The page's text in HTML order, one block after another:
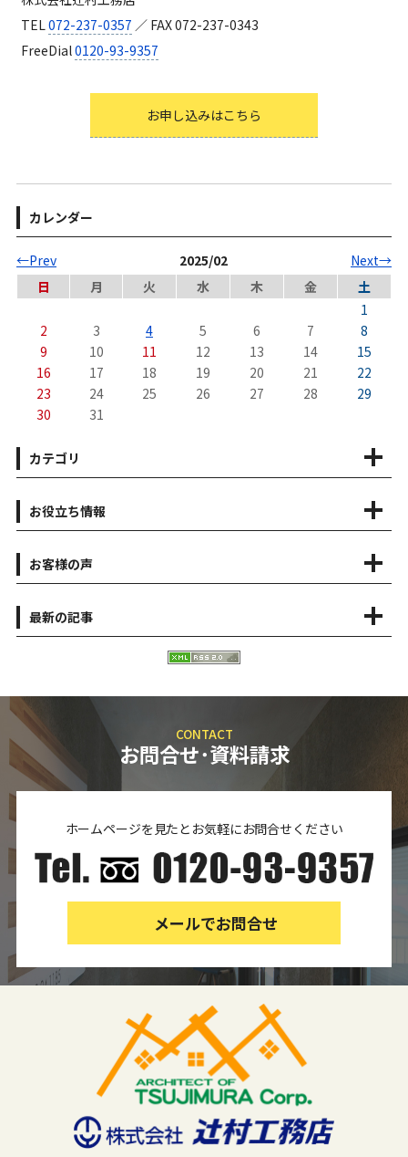
TEL072-237-0357 ／ FAX 072-237-0343
FreeDial0120-93-9357
お申し込みはこちら
カレンダー
←Prev 2025/02
Next→
日
月 火 水 木 金
土
1
2
3 4 5 6 7
8
9
10 11 12 13 14
15
16
17 18 19 20 21
22
23
24 25 26 27 28
29
30
31
カテゴリ
お役立ち情報
お客様の声
最新の記事
CONTACT
お問合せ･資料請求
ホームページを見たとお気軽にお問合せください
メールでお問合せ